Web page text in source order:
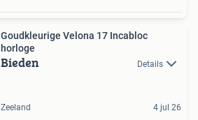
Goudkleurige Velona 17 Incabloc
horloge
Bieden Details
Zeeland 4 jul 26